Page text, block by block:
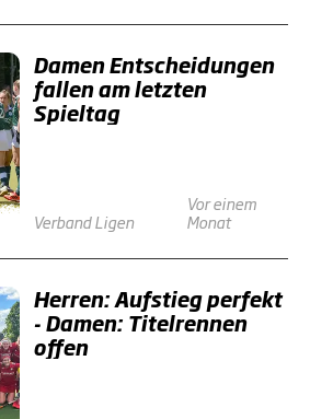
Damen Entscheidungen
fallen am letzten
Spieltag
VerbandLigen
Vor einem
Monat
Herren: Aufstieg perfekt
- Damen: Titelrennen
offen